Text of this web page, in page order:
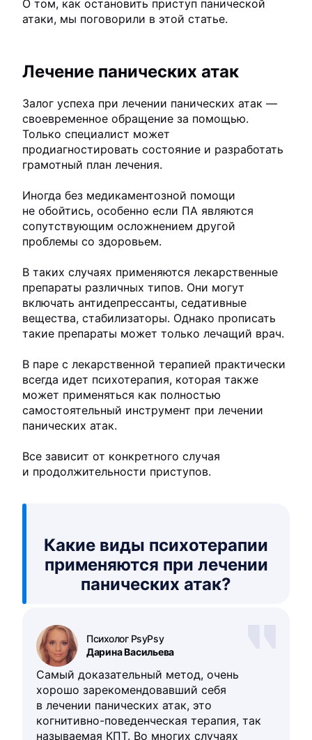
О том, как остановить приступ панической
атаки, мы поговорили в этой статье.
Лечение панических атак
Залог успеха при лечении панических атак —
своевременное обращение за помощью.
Только специалист может
продиагностировать состояние и разработать
грамотный план лечения.
Иногда без медикаментозной помощи
не обойтись, особенно если ПА являются
сопутствующим осложнением другой
проблемы со здоровьем.
В таких случаях применяются лекарственные
препараты различных типов. Они могут
включать антидепрессанты, седативные
вещества, стабилизаторы. Однако прописать
такие препараты может только лечащий врач.
В паре с лекарственной терапией практически
всегда идет психотерапия, которая также
может применяться как полностью
самостоятельный инструмент при лечении
панических атак.
Все зависит от конкретного случая
и продолжительности приступов.
Какие виды психотерапии
применяются при лечении
панических атак?
Дарина Васильева
Психолог PsyPsy
Самый доказательный метод, очень
хорошо зарекомендовавший себя
в лечении панических атак, это
когнитивно-поведенческая терапия, так
называемая КПТ. Во многих случаях